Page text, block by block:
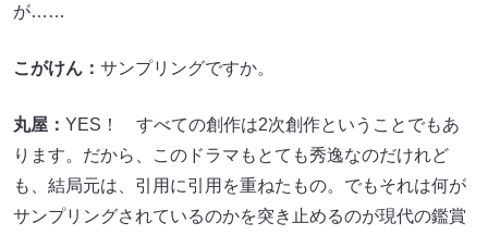
が……
こがけん： サンプリングですか。
丸屋： YES！ すべての創作は2次創作ということでもあ
ります。だから、このドラマもとても秀逸なのだけれど
も、結局元は、引用に引用を重ねたもの。でもそれは何が
サンプリングされているのかを突き止めるのが現代の鑑賞